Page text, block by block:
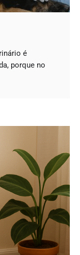
é
porque no